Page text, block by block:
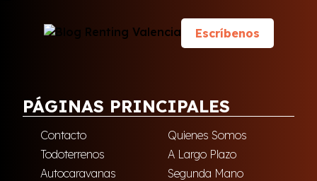
Escríbenos
PÁGINAS PRINCIPALES
Contacto
Quienes Somos
Todoterrenos
A Largo Plazo
Autocaravanas
Segunda Mano